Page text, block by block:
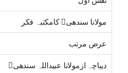
مولانا سندھی کامکتبہ فکر
عرض مرتب
دیباچہ ازمولانا عبیداللہ سندھی